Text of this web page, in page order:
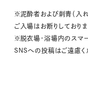
※泥酔者および刺青（入れ
ご入場はお断りしており
※ 脱衣場・浴場内のスマ
SNSへの投稿はご遠慮く